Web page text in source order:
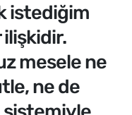
istediğim
mesele ne
ne de